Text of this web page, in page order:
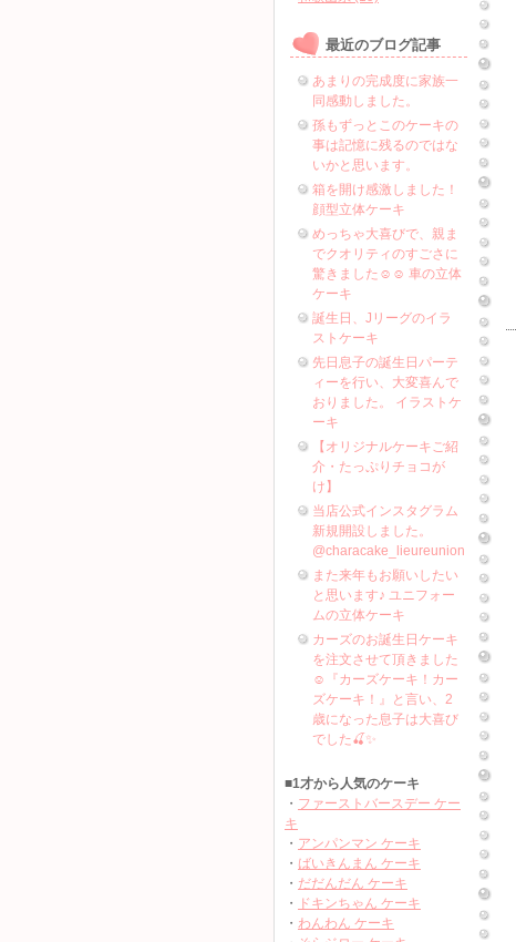
最近のブログ記事
あまりの完成度に家族一
同感動しました。
孫もずっとこのケーキの
事は記憶に残るのではな
いかと思います。
箱を開け感激しました！
顔型立体ケーキ
めっちゃ大喜びで、親ま
でクオリティのすごさに
驚きました☺️☺️ 車の立体
ケーキ
誕生日、Jリーグのイラ
ストケーキ
先日息子の誕生日パーテ
ィーを行い、大変喜んで
おりました。 イラストケ
ーキ
【オリジナルケーキご紹
介・たっぷりチョコが
け】
当店公式インスタグラム
新規開設しました。
@characake_lieureunion
また来年もお願いしたい
と思います♪ ユニフォー
ムの立体ケーキ
カーズのお誕生日ケーキ
を注文させて頂きました
☺️『カーズケーキ！カー
ズケーキ！』と言い、2
歳になった息子は大喜び
でした🍒✨
■1才から人気のケーキ
・ ファーストバースデー ケー
キ
・ アンパンマン ケーキ
・ ばいきんまん ケーキ
・ だだんだん ケーキ
・
ドキンちゃん ケーキ
・ わんわん ケーキ